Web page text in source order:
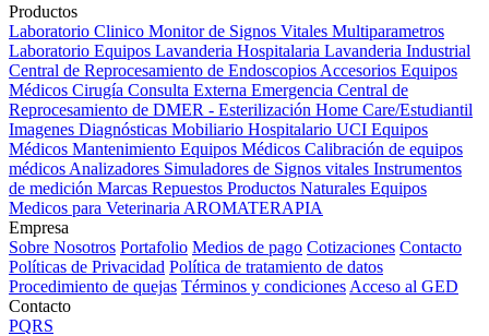
Productos
Laboratorio Clinico Monitor de Signos Vitales Multiparametros
Laboratorio Equipos Lavanderia Hospitalaria Lavanderia Industrial
Central de Reprocesamiento de Endoscopios Accesorios Equipos
Médicos Cirugía Consulta Externa Emergencia Central de
Reprocesamiento de DMER - Esterilización Home Care/Estudiantil
Imagenes Diagnósticas Mobiliario Hospitalario UCI Equipos
Médicos Mantenimiento Equipos Médicos Calibración de equipos
médicos Analizadores Simuladores de Signos vitales Instrumentos
de medición Marcas Repuestos Productos Naturales Equipos
Medicos para Veterinaria AROMATERAPIA
Empresa
Sobre Nosotros Portafolio Medios de pago Cotizaciones Contacto
Políticas de Privacidad Política de tratamiento de datos
Procedimiento de quejas Términos y condiciones Acceso al GED
Contacto
PQRS